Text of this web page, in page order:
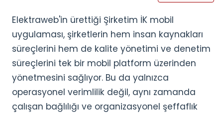
Elektraweb'in ürettiği Şirketim İK mobil
uygulaması, şirketlerin hem insan kaynakları
süreçlerini hem de kalite yönetimi ve denetim
süreçlerini tek bir mobil platform üzerinden
yönetmesini sağlıyor. Bu da yalnızca
operasyonel verimlilik değil, aynı zamanda
çalışan bağlılığı ve organizasyonel şeffaflık